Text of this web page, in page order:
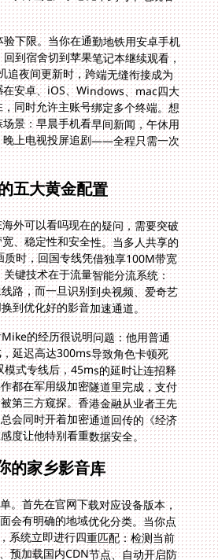
下限。当你在通勤地铁用安卓手机
到宿舍切到苹果笔记本继续观看，
追夜间更新时，跨端无缝衔接成为
在安卓、iOS、Windows、mac四大
同时允许主账号绑定多个终端。想
景：早晨手机看早间新闻，午休用
晚上电视投屏追剧——全程只需一次
五大黄金配置
外可以看吗现在的疑问，需要突破
、稳定性和安全性。当多人共享的
质时，回国专线凭借独享100M带宽
关键技术在于流量智能分流系统：
路，而一旦识别到央视频、爱奇艺
到优化好的影音加速通道。
的经历很说明问题：他用普通
延迟高达300ms导致角色卡顿死
式专线后，45ms的延时让连招释
都在军用级加密隧道里完成，支付
第三方窥探。香港金融从业者王先
会同时开着加密通道回传的《经济
度让他特别看重数据安全。
的家乡影音库
。首先在官网下载对应设备版本，
会有明确的地域优化分类。当你点
系统立即进行四重匹配：检测当前
预加载国内CDN节点、自动开启防
术生小林回忆初用时惊叹："连上
推荐的《如果国宝会说话》海报，